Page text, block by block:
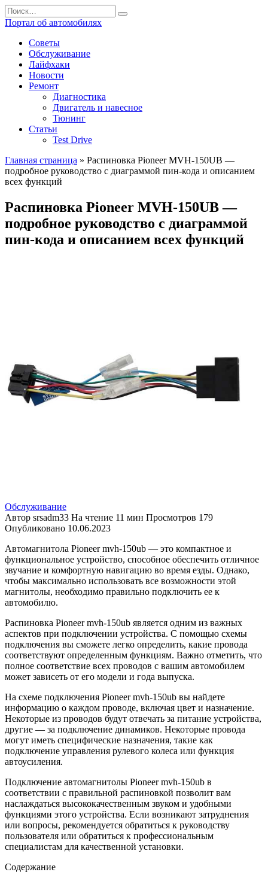
Перейти
к
содержанию
Search
for:
Портал об автомобилях
Советы
Обслуживание
Лайфхаки
Новости
Ремонт
Диагностика
Двигатель и навесное
Тюнинг
Статьи
Test Drive
Главная страница » Распиновка Pioneer MVH-150UB —
подробное руководство с диаграммой пин-кода и описанием
всех функций
Распиновка Pioneer MVH-150UB —
подробное руководство с диаграммой
пин-кода и описанием всех функций
Обслуживание
Автор srsadm33 На чтение 11 мин Просмотров 179
Опубликовано 10.06.2023
Автомагнитола Pioneer mvh-150ub — это компактное и
функциональное устройство, способное обеспечить отличное
звучание и комфортную навигацию во время езды. Однако,
чтобы максимально использовать все возможности этой
магнитолы, необходимо правильно подключить ее к
автомобилю.
Распиновка Pioneer mvh-150ub является одним из важных
аспектов при подключении устройства. С помощью схемы
подключения вы сможете легко определить, какие провода
соответствуют определенным функциям. Важно отметить, что
полное соответствие всех проводов с вашим автомобилем
может зависеть от его модели и года выпуска.
На схеме подключения Pioneer mvh-150ub вы найдете
информацию о каждом проводе, включая цвет и назначение.
Некоторые из проводов будут отвечать за питание устройства,
другие — за подключение динамиков. Некоторые провода
могут иметь специфические назначения, такие как
подключение управления рулевого колеса или функция
автоусиления.
Подключение автомагнитолы Pioneer mvh-150ub в
соответствии с правильной распиновкой позволит вам
наслаждаться высококачественным звуком и удобными
функциями этого устройства. Если возникают затруднения
или вопросы, рекомендуется обратиться к руководству
пользователя или обратиться к профессиональным
специалистам для качественной установки.
Содержание